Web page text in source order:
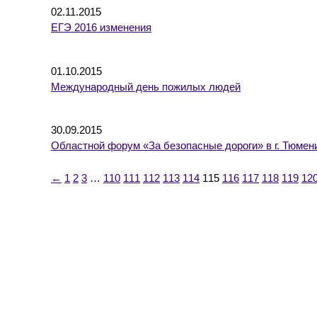
02.11.2015
ЕГЭ 2016 изменения
01.10.2015
Международный день пожилых людей
30.09.2015
Областной форум «За безопасные дороги» в г.
← 1 2 3 … 110 111 112 113 114 115 116 117 118 119